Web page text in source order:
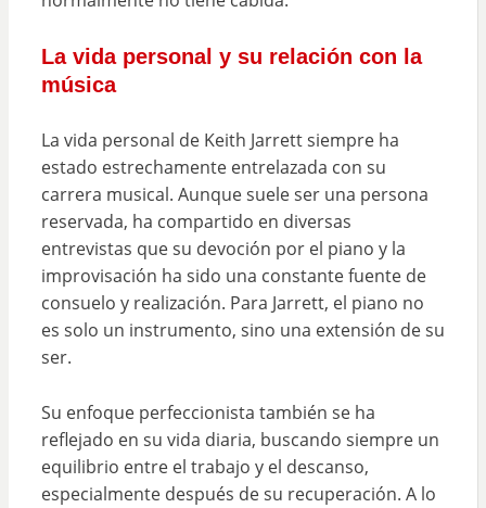
La vida personal y su relación con la
música
La vida personal de Keith Jarrett siempre ha
estado estrechamente entrelazada con su
carrera musical. Aunque suele ser una persona
reservada, ha compartido en diversas
entrevistas que su devoción por el piano y la
improvisación ha sido una constante fuente de
consuelo y realización. Para Jarrett, el piano no
es solo un instrumento, sino una extensión de su
ser.
Su enfoque perfeccionista también se ha
reflejado en su vida diaria, buscando siempre un
equilibrio entre el trabajo y el descanso,
especialmente después de su recuperación. A lo